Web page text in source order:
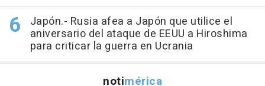
Japón.- Rusia afea a Japón que utilice el
aniversario del ataque de EEUU a Hiroshima
para criticar la guerra en Ucrania
notimérica